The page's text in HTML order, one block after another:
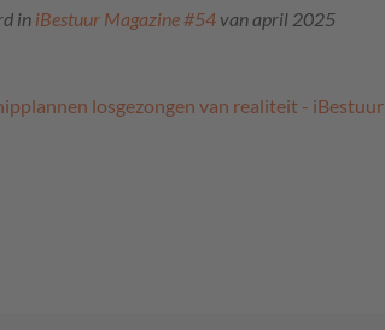
in iBestuur Magazine #54 van april 2025
losgezongen van realiteit - iBestuur